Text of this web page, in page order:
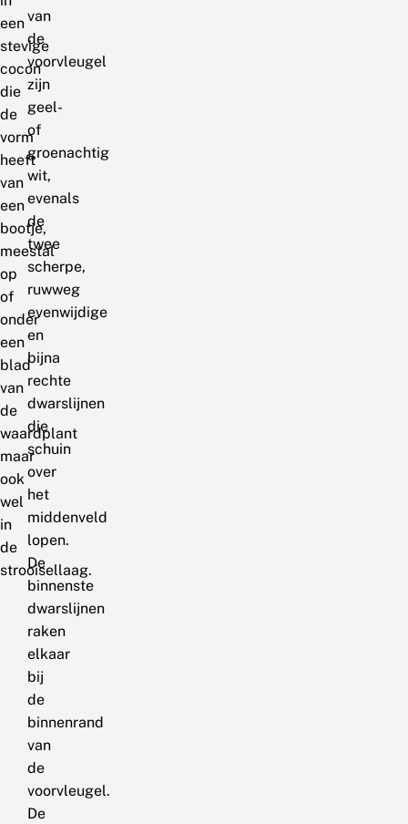
een
stevige
cocon
die
de
vorm
heeft
van
een
bootje,
meestal
op
of
onder
een
blad
van
de
waardplant
maar
ook
wel
in
de
strooisellaag.
van
de
voorvleugel
zijn
geel-
of
groenachtig
wit,
evenals
de
twee
scherpe,
ruwweg
evenwijdige
en
bijna
rechte
dwarslijnen
die
schuin
over
het
middenveld
lopen.
De
binnenste
dwarslijnen
raken
elkaar
bij
de
binnenrand
van
de
voorvleugel.
De